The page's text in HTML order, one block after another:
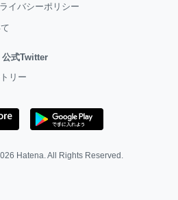
イバシーポリシー
公式Twitter
リー
Hatena. All Rights Reserved.